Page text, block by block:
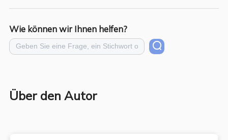
Wie können wir Ihnen helfen?
Über den Autor